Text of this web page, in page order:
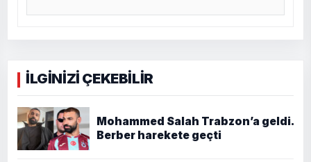
İLGİNİZİ ÇEKEBİLİR
Mohammed Salah Trabzon’a geldi.
Berber harekete geçti